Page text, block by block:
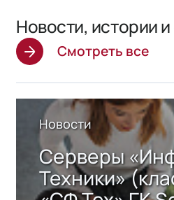
Новости, истории
Смотреть все
Новости
Серверы
Техники»